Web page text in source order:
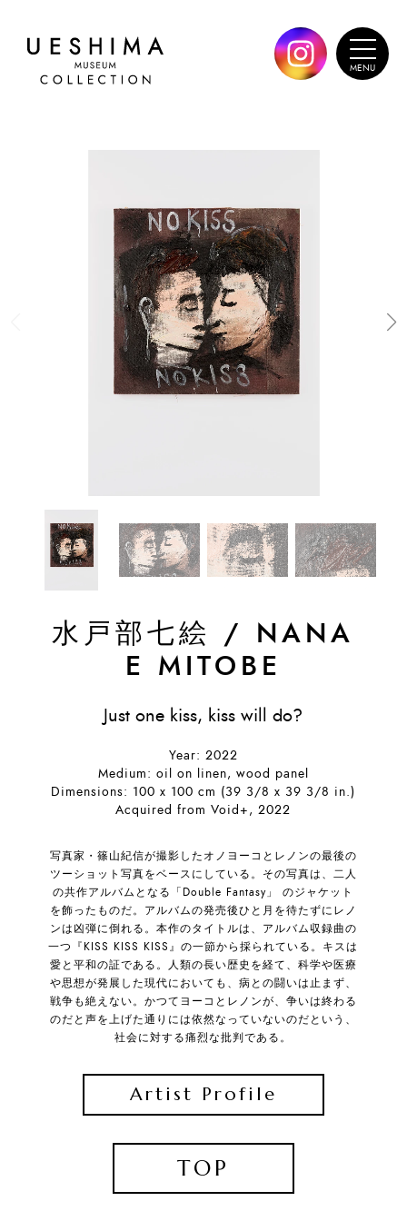
水戸部七絵 /
NANA
E MITOBE
Just one kiss, kiss will do?
Year: 2022
Medium: oil on linen, wood panel
Dimensions: 100 x 100 cm (39 3/8 x 39 3/8 in.)
Acquired from Void+, 2022
写真家・篠山紀信が撮影したオノヨーコとレノンの最後の
ツーショット写真をベースにしている。その写真は、二人
の共作アルバムとなる「Double Fantasy」 のジャケット
を飾ったものだ。アルバムの発売後ひと月を待たずにレノ
ンは凶弾に倒れる。本作のタイトルは、アルバム収録曲の
一つ『KISS KISS KISS』の一節から採られている。キスは
愛と平和の証である。人類の長い歴史を経て、科学や医療
や思想が発展した現代においても、病との闘いは止まず、
戦争も絶えない。かつてヨーコとレノンが、争いは終わる
のだと声を上げた通りには依然なっていないのだという、
社会に対する痛烈な批判である。
Artist Profile
TOP